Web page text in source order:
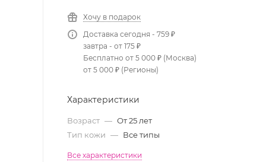
Хочу в подарок
Доставка сегодня - 759 ₽
завтра - от 175 ₽
Бесплатно от 5 000 ₽ (Москва)
от 5 000 ₽ (Регионы)
Характеристики
Возраст — От 25 лет
Тип кожи — Все типы
Все характеристики